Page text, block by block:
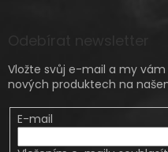
Vložte svůj e-mail a my
nových produktech na
E-mail